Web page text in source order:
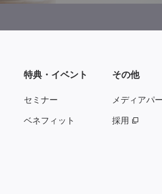
特典・イベント
セミナー
ベネフィット
その他
メディアパ
採用